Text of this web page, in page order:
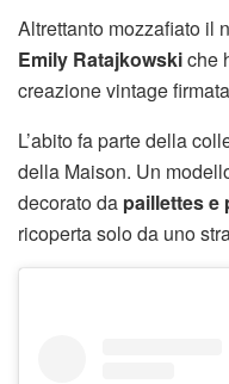
Altrettanto mozzafiato il
Emily Ratajkowskiche
creazione vintage firmata
L’abito fa parte della
della Maison. Un
decorato da paillettes e
ricoperta solo da uno